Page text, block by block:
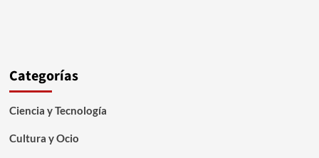
Categorías
Ciencia y Tecnología
Cultura y Ocio